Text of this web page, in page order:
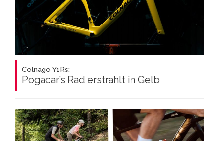
Colnago Y1Rs:
Pogacar’s Rad erstrahlt in Gelb